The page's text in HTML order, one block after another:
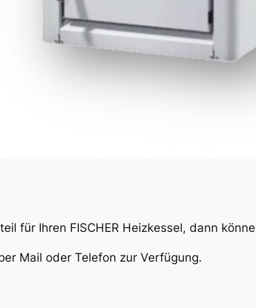
für Ihren FISCHER Heizkessel, dann
Mail oder Telefon zur Verfügung.